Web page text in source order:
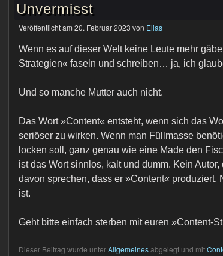
Unvermisst
Veröffentlicht am 20. Februar 2023 von Elias
Wenn es auf dieser Welt keine Leute mehr
Strategien« faseln und schreiben… ja, ich
Und so manche Mutter auch nicht.
Das Wort »Content« entsteht, wenn sich das
seriöser zu wirken. Wenn man Füllmasse
locken soll, ganz genau wie eine Made den
ist das Wort sinnlos, kalt und dumm. Kein
davon sprechen, dass er »Content«
ist.
Geht bitte einfach sterben mit euren »Content-
Dieser Beitrag wurde unterAllgemeinesabgelegt und mit